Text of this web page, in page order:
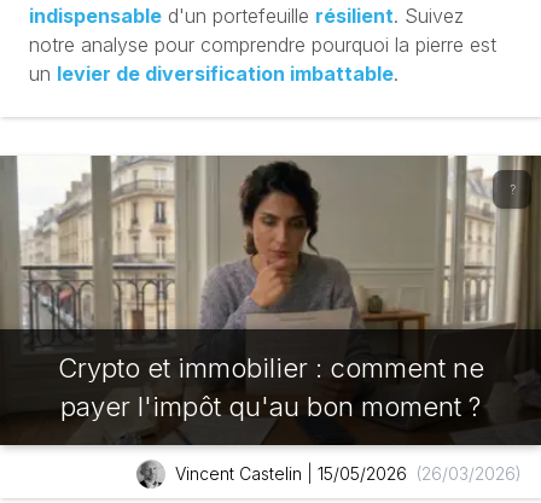
indispensable d'un portefeuille résilient. Suivez
notre analyse pour comprendre pourquoi la pierre est
un levier de diversification imbattable.
?
Crypto et immobilier : comment ne
payer l'impôt qu'au bon moment ?
Vincent Castelin 15/05/2026 (26/03/2026)